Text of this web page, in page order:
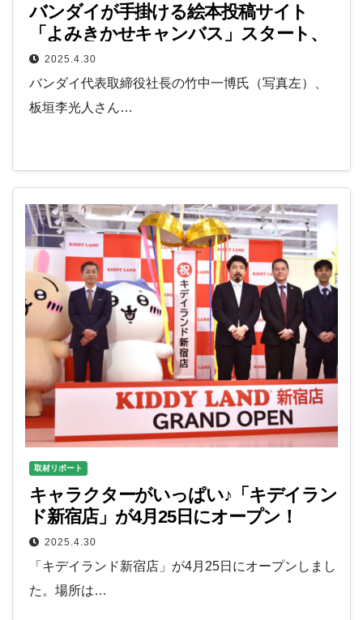
バンダイが手掛ける絵本投稿サイト
「よみきかせキャンバス」スタート、
クリエイターと絵本ファンがつながる
新サービス
2025.4.30
バンダイ代表取締役社長の竹中一博氏（写真左）、
板垣李光人さん…
取材リポート
キャラクターがいっぱい♪「キデイラン
ド新宿店」が4月25日にオープン！
2025.4.30
「キデイランド新宿店」が4月25日にオープンしまし
た。場所は…